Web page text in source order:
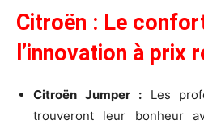
Citroën : Le
l’innovation à prix
Citroën Jumper :Les
trouveront leur bonheur